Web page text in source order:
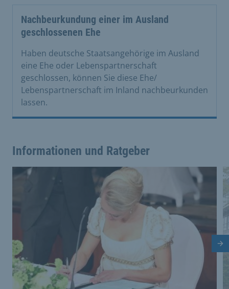
Nachbeurkundung einer im Ausland
geschlossenen Ehe
Haben deutsche Staatsangehörige im Ausland
eine Ehe oder Lebenspartnerschaft
geschlossen, können Sie diese Ehe/
Lebenspartnerschaft im Inland nachbeurkunden
lassen.
Informationen und Ratgeber
This is a carousel with rotating cards. Use the